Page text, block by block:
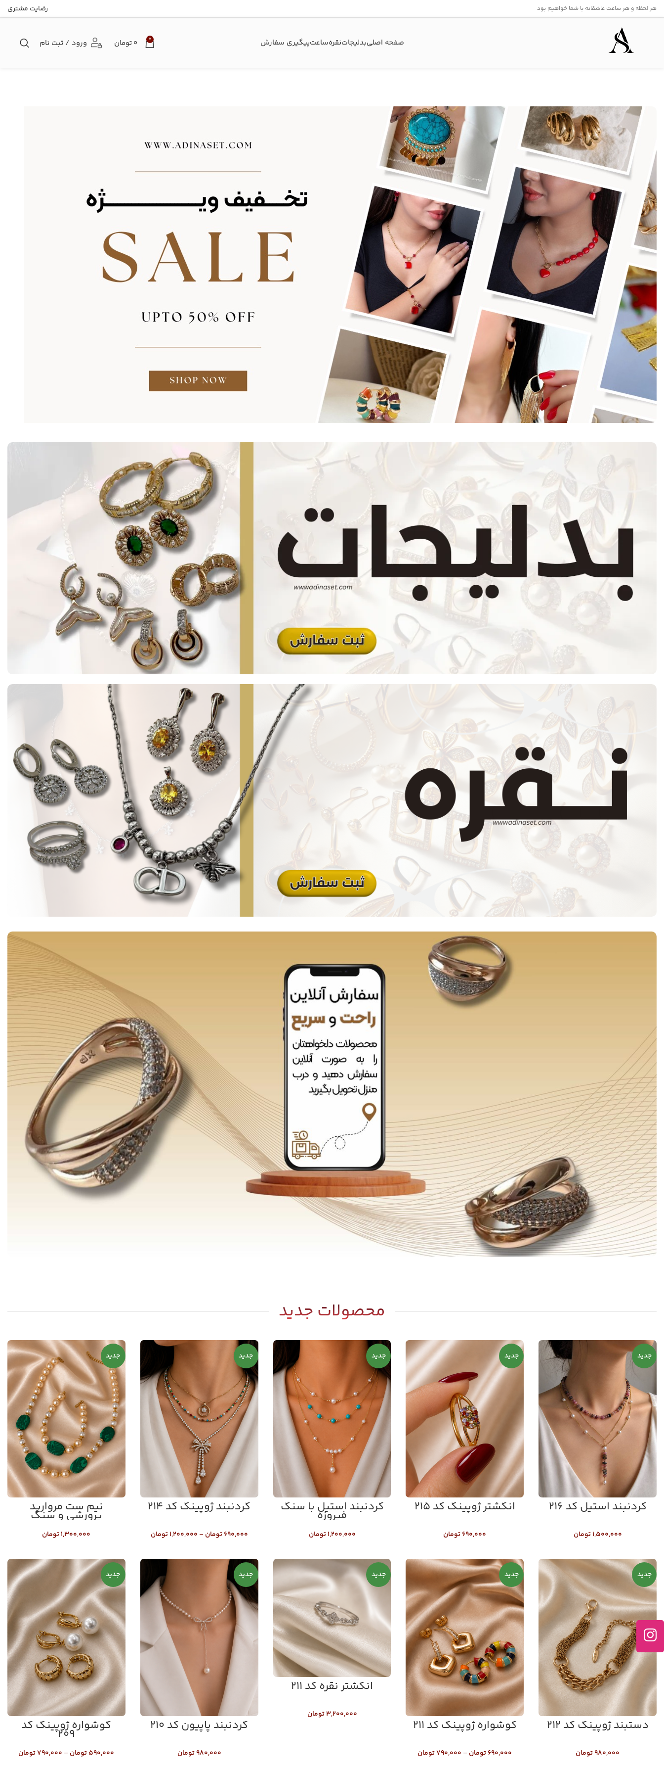
هر لحظه و هر ساعت عاشقانه با شما خواهیم بود رضایت مشتری
صفحه اصلیبدلیجاتنقرهساعتپیگیری سفارش‌ 0 ۰تومان ورود / ثبت نام
محصولات جدید
جدید
گردنبند استیل کد ۲۱۶
۱,۵۰۰,۰۰۰تومان
جدید
انگشتر ژوپینگ کد ۲۱۵
۶۹۰,۰۰۰تومان
جدید
گردنبند استیل با سنگ
فیروزه
۱,۲۰۰,۰۰۰ تومان
جدید
گردنبند ژوپینگ کد ۲۱۴
۶۹۰,۰۰۰تومان– ۱,۲۰۰,۰۰۰تومان
جدید
نیم ست مروارید
پرورشی و سنگ
مالاکیت کد ۲۱۳
۱,۳۰۰,۰۰۰تومان
جدید
دستبند ژوپینگ کد ۲۱۲
۹۸۰,۰۰۰تومان
جدید
گوشواره ژوپینگ کد ۲۱۱
۶۹۰,۰۰۰تومان– ۷۹۰,۰۰۰تومان
جدید
انگشتر نقره کد ۲۱۱
۳,۲۰۰,۰۰۰ تومان
جدید
گردنبند پاپیون کد ۲۱۰
۹۸۰,۰۰۰تومان
جدید
گوشواره ژوپینگ کد
۲۰۹
۵۹۰,۰۰۰تومان– ۷۹۰,۰۰۰تومان